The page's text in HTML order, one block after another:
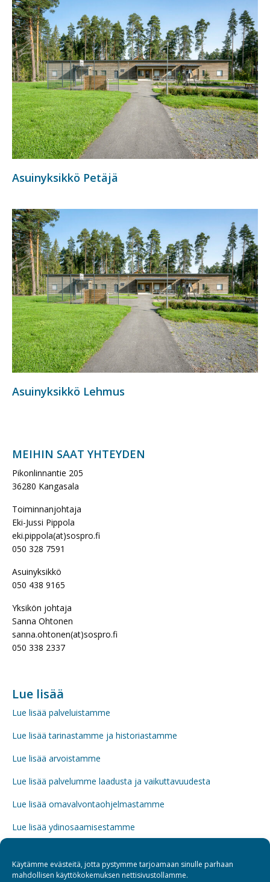
Käytämme evästeitä, jotta pystymme tarjoamaan sinulle parhaan
mahdollisen käyttökokemuksen nettisivustollamme.
Asuinyksikkö Petäjä
Asuinyksikkö Lehmus
MEIHIN SAAT YHTEYDEN
Pikonlinnantie 205
36280 Kangasala
Toiminnanjohtaja
Eki-Jussi Pippola
eki.pippola(at)sospro.fi
050 328 7591
Asuinyksikkö
050 438 9165
Yksikön johtaja
Sanna Ohtonen
sanna.ohtonen(at)sospro.fi
050 338 2337
Lue lisää
Lue lisää palveluistamme
Lue lisää tarinastamme ja historiastamme
Lue lisää arvoistamme
Lue lisää palvelumme laadusta ja vaikuttavuudesta
Lue lisää omavalvontaohjelmastamme
Lue lisää ydinosaamisestamme
täydennyskoulutuksista